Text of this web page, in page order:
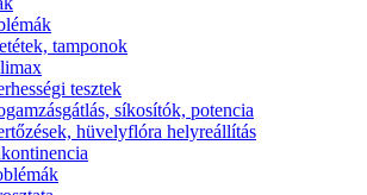
tamponok
tesztek
síkosítók, potencia
hüvelyflóra helyreállítás